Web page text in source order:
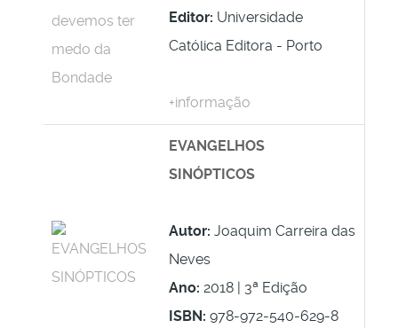
Editor: Universidade
Católica Editora - Porto
+informação
EVANGELHOS
SINÓPTICOS
Autor: Joaquim Carreira das
Neves
Ano: 2018 | 3ª Edição
ISBN: 978-972-540-629-8